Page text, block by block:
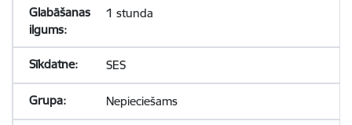
1 stunda
SES
Nepieciešams